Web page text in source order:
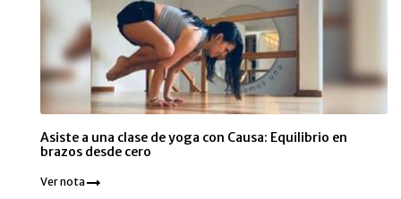
Asiste a una clase de yoga con Causa: Equilibrio en
brazos desde cero
Ver nota